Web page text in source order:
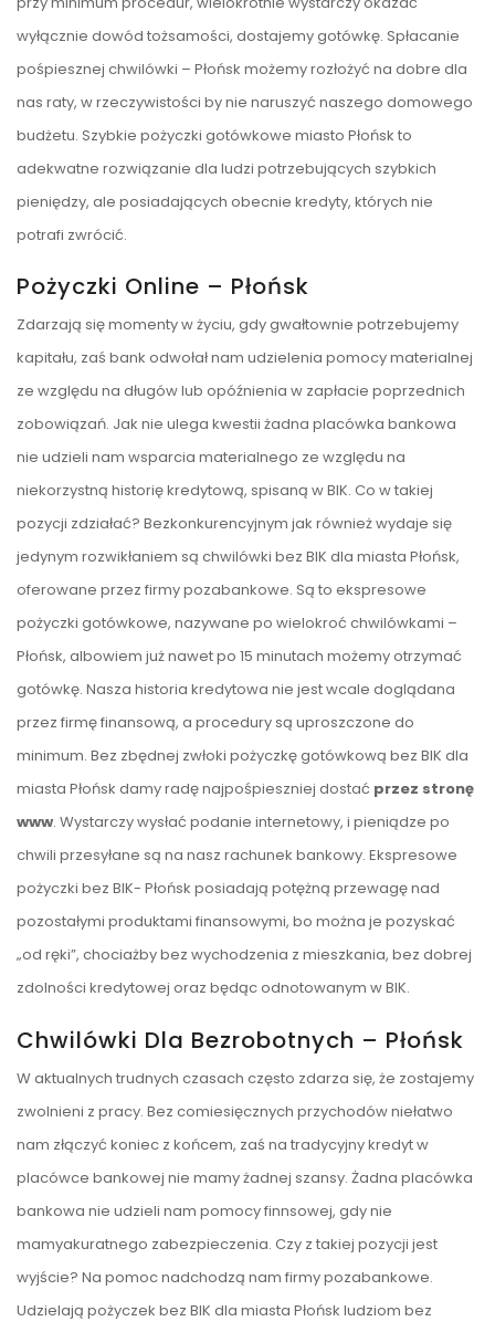
wyłącznie dowód tożsamości, dostajemy gotówkę. Spłacanie
pośpiesznej chwilówki – Płońsk możemy rozłożyć na dobre dla
nas raty, w rzeczywistości by nie naruszyć naszego domowego
budżetu. Szybkie pożyczki gotówkowe miasto Płońsk to
adekwatne rozwiązanie dla ludzi potrzebujących szybkich
pieniędzy, ale posiadających obecnie kredyty, których nie
potrafi zwrócić.
Pożyczki Online – Płońsk
Zdarzają się momenty w życiu, gdy gwałtownie potrzebujemy
kapitału, zaś bank odwołał nam udzielenia pomocy materialnej
ze względu na długów lub opóźnienia w zapłacie poprzednich
zobowiązań. Jak nie ulega kwestii żadna placówka bankowa
nie udzieli nam wsparcia materialnego ze względu na
niekorzystną historię kredytową, spisaną w BIK. Co w takiej
pozycji zdziałać? Bezkonkurencyjnym jak również wydaje się
jedynym rozwikłaniem są chwilówki bez BIK dla miasta Płońsk,
oferowane przez firmy pozabankowe. Są to ekspresowe
pożyczki gotówkowe, nazywane po wielokroć chwilówkami –
Płońsk, albowiem już nawet po 15 minutach możemy otrzymać
gotówkę. Nasza historia kredytowa nie jest wcale doglądana
przez firmę finansową, a procedury są uproszczone do
minimum. Bez zbędnej zwłoki pożyczkę gotówkową bez BIK dla
miasta Płońsk damy radę najpośpieszniej dostać przez stronę
www. Wystarczy wysłać podanie internetowy, i pieniądze po
chwili przesyłane są na nasz rachunek bankowy. Ekspresowe
pożyczki bez BIK- Płońsk posiadają potężną przewagę nad
pozostałymi produktami finansowymi, bo można je pozyskać
„od ręki”, chociażby bez wychodzenia z mieszkania, bez dobrej
zdolności kredytowej oraz będąc odnotowanym w BIK.
Chwilówki Dla Bezrobotnych – Płońsk
W aktualnych trudnych czasach często zdarza się, że zostajemy
zwolnieni z pracy. Bez comiesięcznych przychodów niełatwo
nam złączyć koniec z końcem, zaś na tradycyjny kredyt w
placówce bankowej nie mamy żadnej szansy. Żadna placówka
bankowa nie udzieli nam pomocy finnsowej, gdy nie
mamyakuratnego zabezpieczenia. Czy z takiej pozycji jest
wyjście? Na pomoc nadchodzą nam firmy pozabankowe.
Udzielają pożyczek bez BIK dla miasta Płońsk ludziom bez